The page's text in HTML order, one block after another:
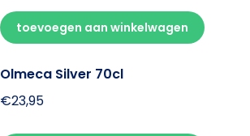
toevoegen aan winkelwagen
Olmeca Silver 70cl
€23,95